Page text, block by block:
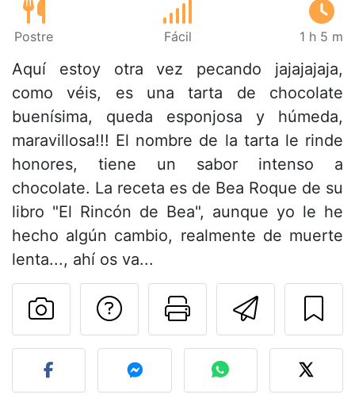
Postre Fácil 1 h 5 m
Aquí estoy otra vez pecando jajajajaja,
como véis, es una tarta de chocolate
buenísima, queda esponjosa y húmeda,
maravillosa!!! El nombre de la tarta le rinde
honores, tiene un sabor intenso a
chocolate. La receta es de Bea Roque de su
libro "El Rincón de Bea", aunque yo le he
hecho algún cambio, realmente de muerte
lenta..., ahí os va...
Imprimir
Preguntar al autor
Publicar la foto de esta